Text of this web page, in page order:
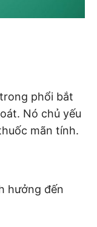
phổi bắt
Nó chủ yếu
mãn tính.
hưởng đến